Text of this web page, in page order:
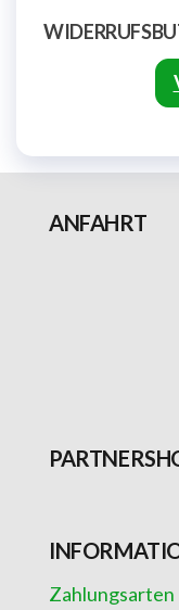
ANFAHRT
Zahlungsarten